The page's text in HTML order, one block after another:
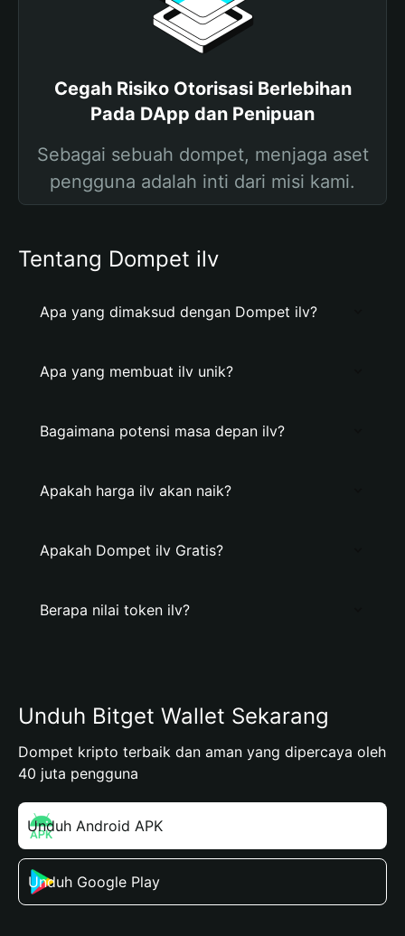
Cegah Risiko Otorisasi Berlebihan
Pada DApp dan Penipuan
Sebagai sebuah dompet, menjaga aset
pengguna adalah inti dari misi kami.
Tentang Dompet ilv
Apa yang dimaksud dengan Dompet ilv?
Apa yang membuat ilv unik?
Bagaimana potensi masa depan ilv?
Apakah harga ilv akan naik?
Apakah Dompet ilv Gratis?
Berapa nilai token ilv?
Unduh Bitget Wallet Sekarang
Dompet kripto terbaik dan aman yang dipercaya oleh
40 juta pengguna
Unduh Android APK
Unduh Google Play